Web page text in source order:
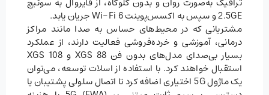
2.5GE و سپس به اکسس‌پوینت Wi-Fi 6 جریان یابد.
مشتریانی که در محیط‌های حساس به صدا مانند مراکز
درمانی، آموزشی و خرده‌فروشی فعالیت دارند، از عملکرد
بسیار بی‌صدای مدل‌های بدون فن XGS 88 و XGS 108
استقبال خواهند کرد. با استفاده از اسلات توسعه، می‌توان
یک ماژول 5G اختیاری اضافه کرد تا اتصال سلولی پشتیبان یا